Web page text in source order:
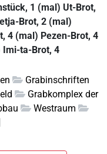
1 (mal) Ut-Brot,
Brot, 2 (mal)
4 (mal) Pezen-Brot, 4
Imi-ta-Brot, 4
Grabinschriften
Grabkomplex der
Westraum